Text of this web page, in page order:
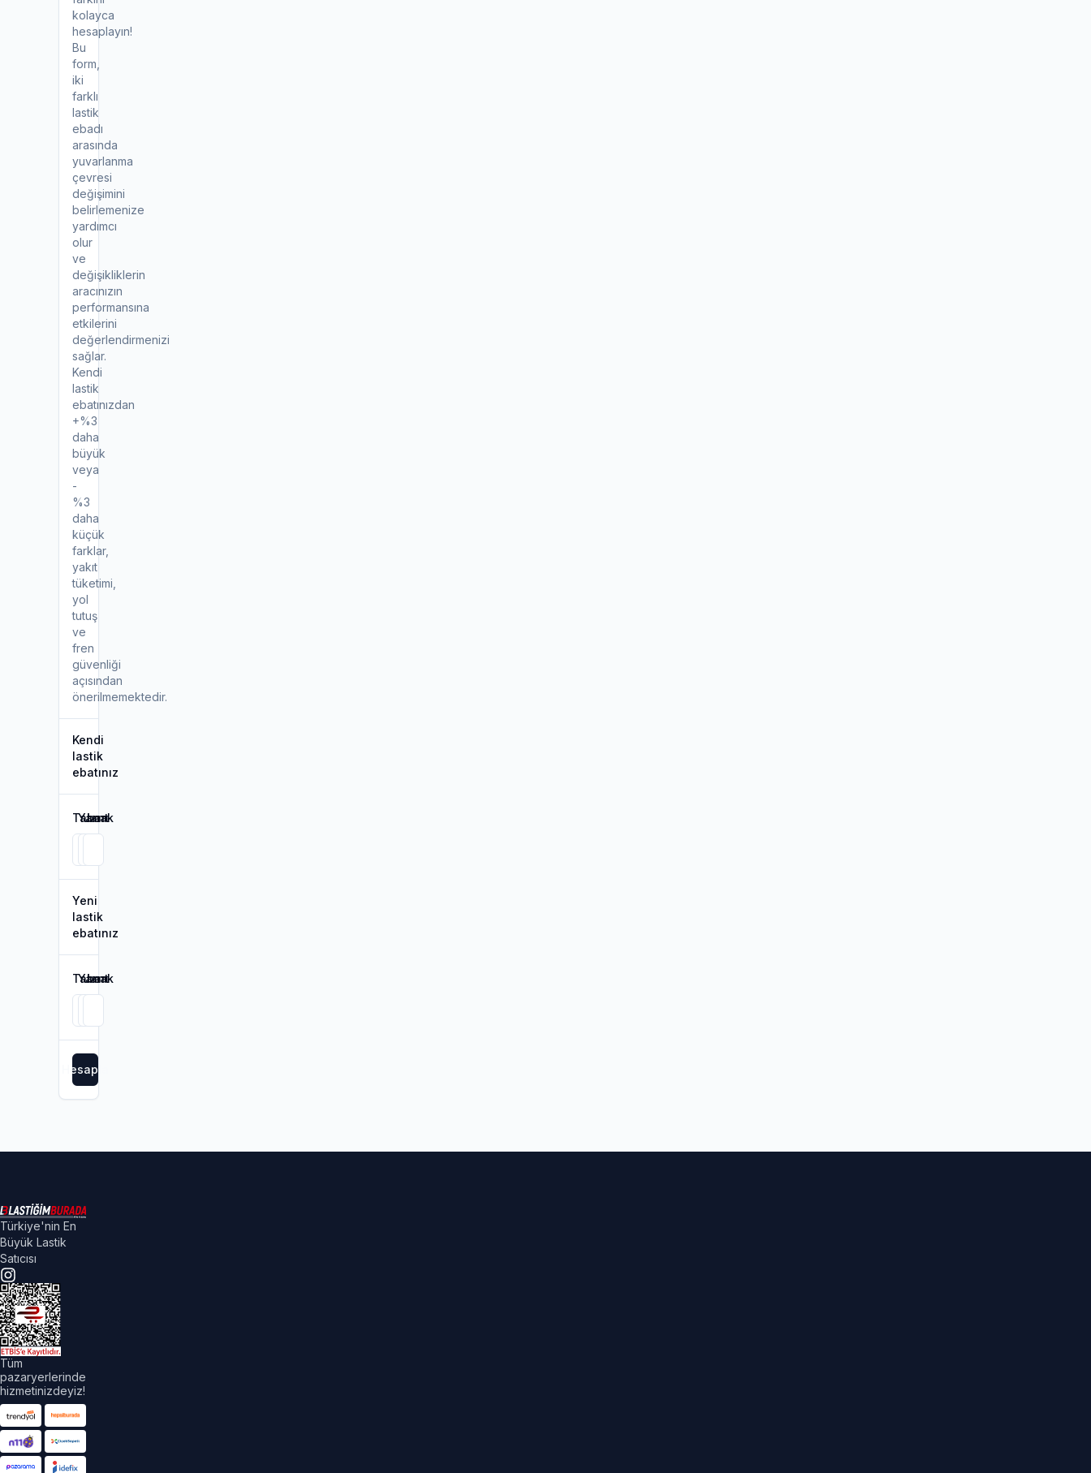
kolayca
hesaplayın!
Bu
form,
iki
farklı
lastik
ebadı
arasında
yuvarlanma
çevresi
değişimini
belirlemenize
yardımcı
olur
ve
değişikliklerin
aracınızın
performansına
etkilerini
değerlendirmenizi
sağlar.
Kendi
lastik
ebatınızdan
+%3
daha
büyük
veya
-
%3
daha
küçük
farklar,
yakıt
tüketimi,
yol
tutuş
ve
fren
güvenliği
açısından
önerilmemektedir.
Kendi
lastik
ebatınız
Taban
Yanak
Jant
Yeni
lastik
ebatınız
Taban
Yanak
Jant
Hesapla
Türkiye'nin En
Büyük Lastik
Satıcısı
Tüm
pazaryerlerinde
hizmetinizdeyiz!